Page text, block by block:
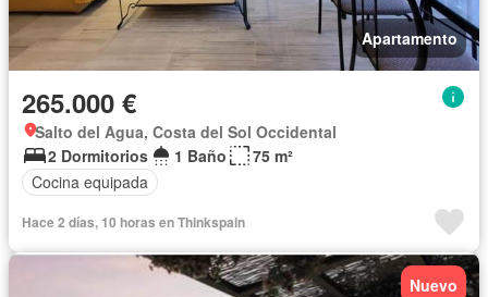
Apartamento
265.000 €
Salto del Agua, Costa del Sol Occidental
2 Dormitorios
1 Baño
75 m²
Cocina equipada
Hace 2 días, 10 horas en Thinkspain
Nuevo